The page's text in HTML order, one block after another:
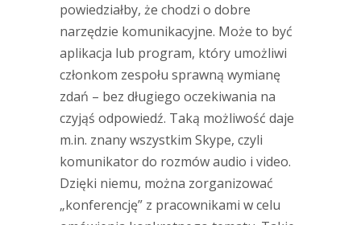
powiedziałby, że chodzi o dobre
narzędzie komunikacyjne. Może to być
aplikacja lub program, który umożliwi
członkom zespołu sprawną wymianę
zdań – bez długiego oczekiwania na
czyjąś odpowiedź. Taką możliwość daje
m.in. znany wszystkim Skype, czyli
komunikator do rozmów audio i video.
Dzięki niemu, można zorganizować
„konferencję” z pracownikami w celu